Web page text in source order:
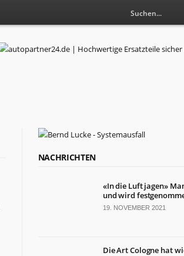
NACHRICHTEN
«In die Luft jagen»
und wird
19. NOVEMBER 2021
Die Art Cologne hat